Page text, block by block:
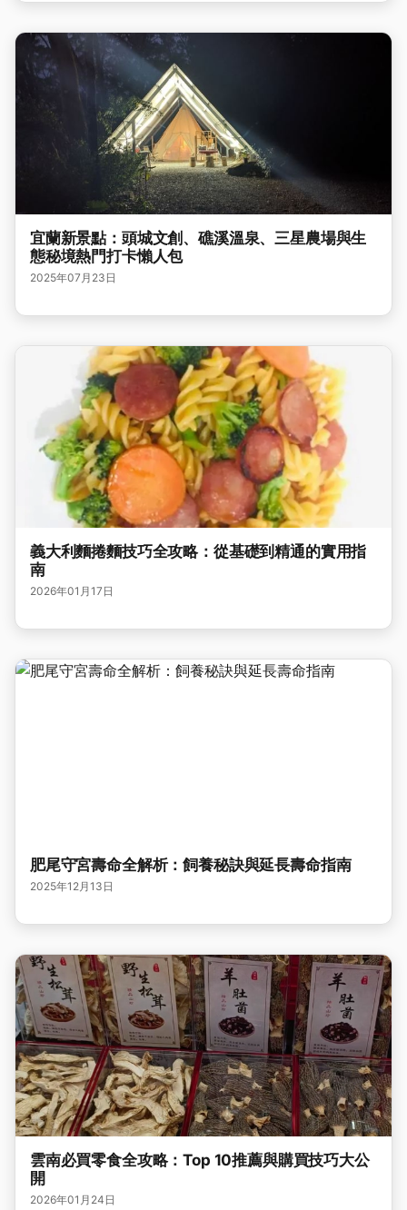
宜蘭新景點：頭城文創、礁溪溫泉、三星農場與生
態秘境熱門打卡懶人包
2025年07月23日
義大利麵捲麵技巧全攻略：從基礎到精通的實用指
南
2026年01月17日
肥尾守宮壽命全解析：飼養秘訣與延長壽命指南
2025年12月13日
雲南必買零食全攻略：Top 10推薦與購買技巧大公
開
2026年01月24日